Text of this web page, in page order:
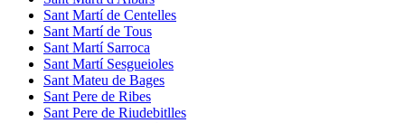
Sant Martí de Centelles
Sant Martí de Tous
Sant Martí Sarroca
Sant Martí Sesgueioles
Sant Mateu de Bages
Sant Pere de Ribes
Sant Pere de Riudebitlles